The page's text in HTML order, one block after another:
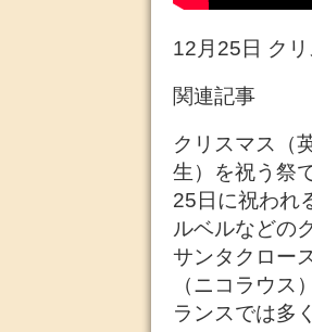
12月25日 ク
関連記事
クリスマス（
生）を祝う祭
25日に祝われ
ルベルなどの
サンタクロー
（ニコラウ
ランスでは多